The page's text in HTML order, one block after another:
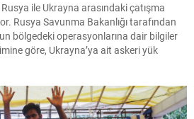
ile Ukrayna arasındaki çatışma
Rusya Savunma Bakanlığı tarafından
bölgedeki operasyonlarına dair bilgiler
göre, Ukrayna’ya ait askeri yük
ve vuruldu. Operasyonlarda insansız
kullanıldığı vurgulandı. Ulaşım